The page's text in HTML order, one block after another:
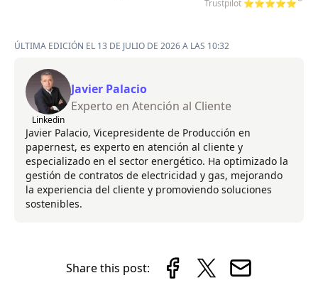
Trustpilot ⭐⭐⭐⭐⭐
ÚLTIMA EDICIÓN EL 13 DE JULIO DE 2026 A LAS 10:32
Linkedin
Javier Palacio
Experto en Atención al Cliente
Javier Palacio, Vicepresidente de Producción en
papernest, es experto en atención al cliente y
especializado en el sector energético. Ha optimizado la
gestión de contratos de electricidad y gas, mejorando
la experiencia del cliente y promoviendo soluciones
sostenibles.
Share this post: